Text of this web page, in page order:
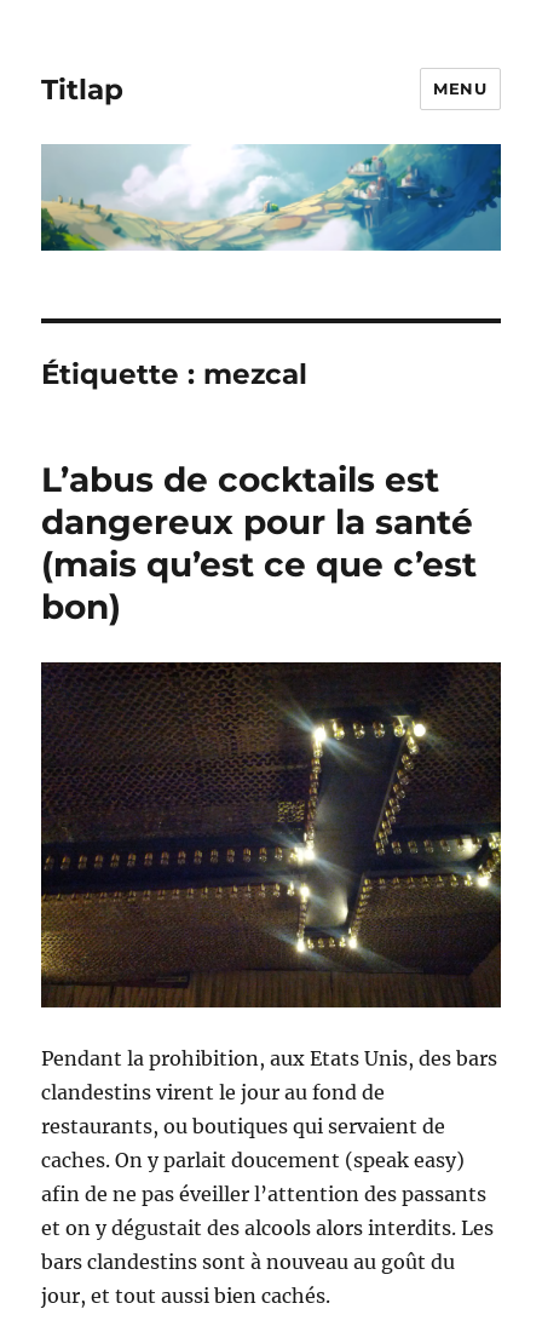
Titlap MENU
Étiquette : mezcal
L’abus de cocktails est
dangereux pour la santé
(mais qu’est ce que c’est
bon)
Pendant la prohibition, aux Etats Unis, des bars
clandestins virent le jour au fond de
restaurants, ou boutiques qui servaient de
caches. On y parlait doucement (speak easy)
afin de ne pas éveiller l’attention des passants
et on y dégustait des alcools alors interdits. Les
bars clandestins sont à nouveau au goût du
jour, et tout aussi bien cachés.